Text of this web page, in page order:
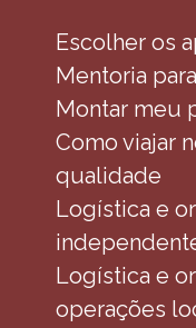
Escolher os
Mentoria
Montar meu
Como viajar
qualidade
Logística e
Logística e
operações